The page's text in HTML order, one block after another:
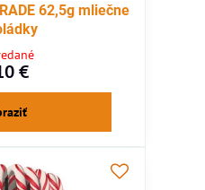
62,5g mliečne
€